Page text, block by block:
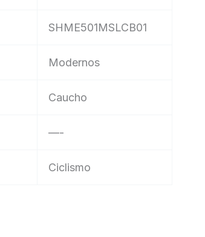
‎SHME501MSLCB01
‎Modernos
‎Caucho
‎—-
‎Ciclismo